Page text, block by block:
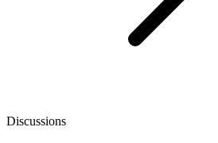
Discussions